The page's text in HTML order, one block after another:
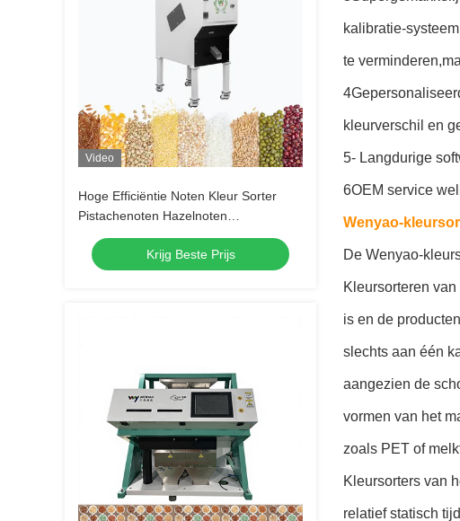
Video
Hoge Efficiëntie Noten Kleur Sorter
Pistachenoten Hazelnoten
Pijnboompitten Walnoten Amandelen
Pinda's Scheiden Machine
Krijg Beste Prijs
kalibratie-
te
kleurverschil en
5- Langdurige
6OEM service
Wenyao-
De Wenyao-
Kleursorteren
is en de
slechts aan één
aangezien de
vormen van het
zoals PET of
Kleursorters van
relatief statisch